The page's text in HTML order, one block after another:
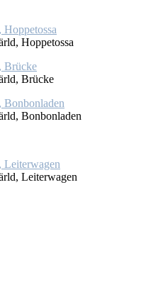
Hop­pe­tos­sa
Brü­cke
Bon­bon­la­den
Lei­ter­wa­gen